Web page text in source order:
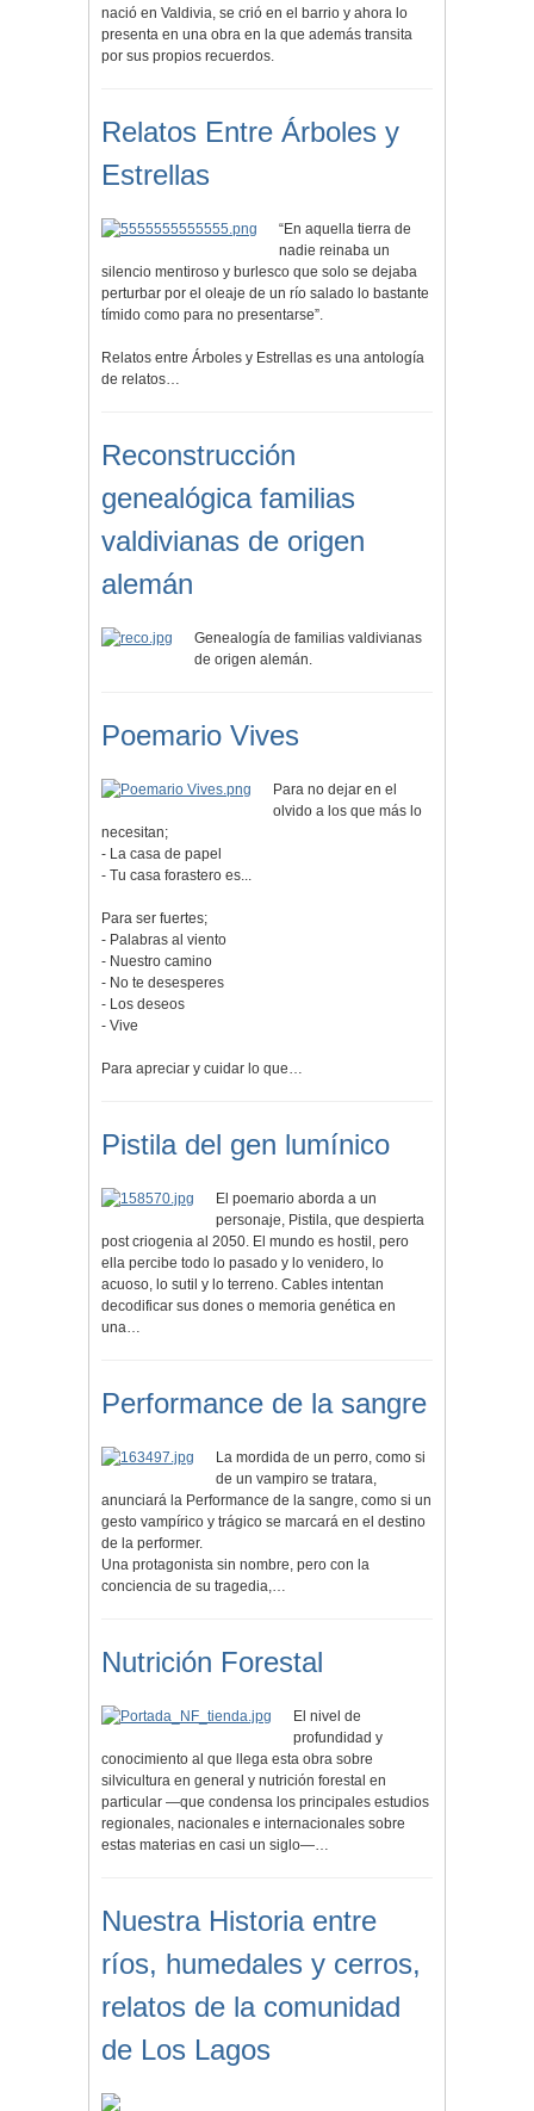
nació en Valdivia, se crió en el barrio y ahora lo
presenta en una obra en la que además transita
por sus propios recuerdos.
Relatos Entre Árboles y
Estrellas
“En aquella tierra de
nadie reinaba un
silencio mentiroso y burlesco que solo se dejaba
perturbar por el oleaje de un río salado lo bastante
tímido como para no presentarse”.
Relatos entre Árboles y Estrellas es una antología
de relatos…
Reconstrucción
genealógica familias
valdivianas de origen
alemán
Genealogía de familias valdivianas
de origen alemán.
Poemario Vives
Para no dejar en el
olvido a los que más lo
necesitan;
- La casa de papel
- Tu casa forastero es...
Para ser fuertes;
- Palabras al viento
- Nuestro camino
- No te desesperes
- Los deseos
- Vive
Para apreciar y cuidar lo que…
Pistila del gen lumínico
El poemario aborda a un
personaje, Pistila, que despierta
post criogenia al 2050. El mundo es hostil, pero
ella percibe todo lo pasado y lo venidero, lo
acuoso, lo sutil y lo terreno. Cables intentan
decodificar sus dones o memoria genética en
una…
Performance de la sangre
La mordida de un perro, como si
de un vampiro se tratara,
anunciará la Performance de la sangre, como si un
gesto vampírico y trágico se marcará en el destino
de la performer.
Una protagonista sin nombre, pero con la
conciencia de su tragedia,…
Nutrición Forestal
El nivel de
profundidad y
conocimiento al que llega esta obra sobre
silvicultura en general y nutrición forestal en
particular —que condensa los principales estudios
regionales, nacionales e internacionales sobre
estas materias en casi un siglo—…
Nuestra Historia entre
ríos, humedales y cerros,
relatos de la comunidad
de Los Lagos